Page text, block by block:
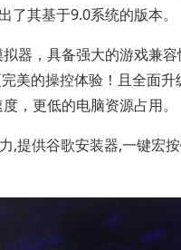
其基于9.0系统的版本。
器，具备强大的游戏兼
美的操控体验！且全面
，更低的电脑资源占用。
,提供谷歌安装器,一键宏